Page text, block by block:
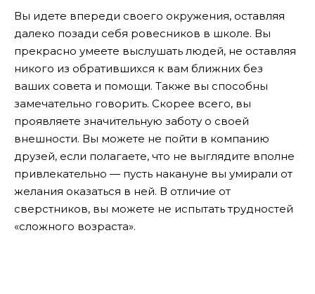
Вы идете впереди своего окружения, оставляя
далеко позади себя ровесников в школе. Вы
прекрасно умеете выслушать людей, не оставляя
никого из обратившихся к вам ближних без
ваших совета и помощи. Также вы способны
замечательно говорить. Скорее всего, вы
проявляете значительную заботу о своей
внешности. Вы можете не пойти в компанию
друзей, если полагаете, что не выглядите вполне
привлекательно — пусть накануне вы умирали от
желания оказаться в ней. В отличие от
сверстников, вы можете не испытать трудностей
«сложного возраста».